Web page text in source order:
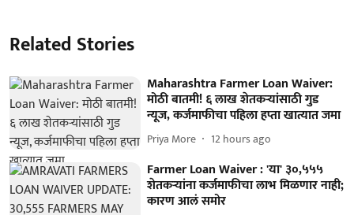
Related Stories
Maharashtra Farmer Loan Waiver:
मोठी बातमी! ६ लाख शेतकऱ्यांसाठी गुड
न्यूज, कर्जमाफीचा पहिला हप्ता खात्यात जमा
Priya More 12 hours ago
Farmer Loan Waiver : 'या' ३०,५५५
शेतकऱ्यांना कर्जमाफीचा लाभ मिळणार नाही;
कारण आलं समोर